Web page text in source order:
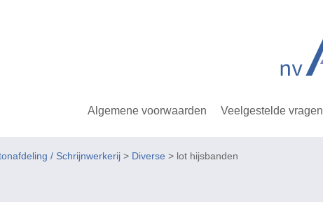
Algemene voorwaarden Veelgestelde vragen
/ Schrijnwerkerij > Diverse > lot hijsbanden